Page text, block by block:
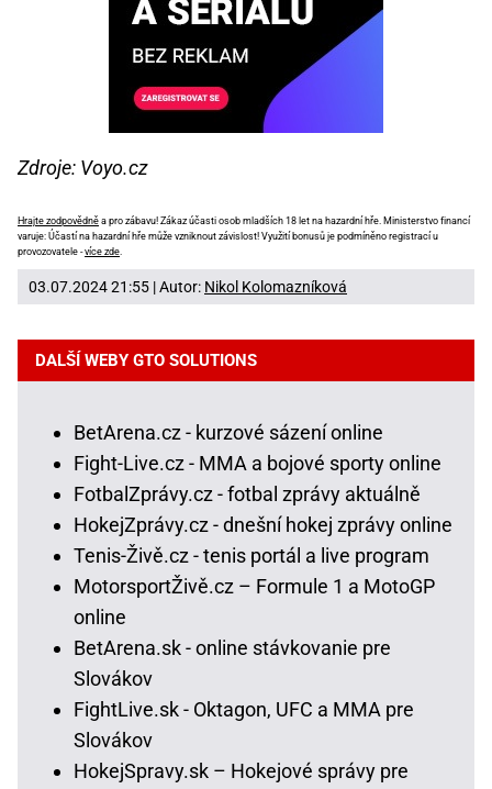
Zdroje: Voyo.cz
Hrajte zodpovědně a pro zábavu! Zákaz účasti osob mladších 18 let na hazardní hře. Ministerstvo financí
varuje: Účastí na hazardní hře může vzniknout závislost! Využití bonusů je podmíněno registrací u
provozovatele -více zde.
03.07.2024 21:55 | Autor: Nikol Kolomazníková
DALŠÍ WEBY GTO SOLUTIONS
BetArena.cz - kurzové sázení online
Fight-Live.cz - MMA a bojové sporty online
FotbalZprávy.cz - fotbal zprávy aktuálně
HokejZprávy.cz - dnešní hokej zprávy online
Tenis-Živě.cz - tenis portál a live program
MotorsportŽivě.cz – Formule 1 a MotoGP
online
BetArena.sk - online stávkovanie pre
Slovákov
FightLive.sk - Oktagon, UFC a MMA pre
Slovákov
HokejSpravy.sk – Hokejové správy pre